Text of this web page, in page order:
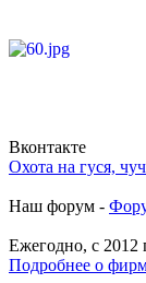
Вконтакте
Охота на гуся,
Наш форум -
Ежегодно, с 2012
Подробнее о